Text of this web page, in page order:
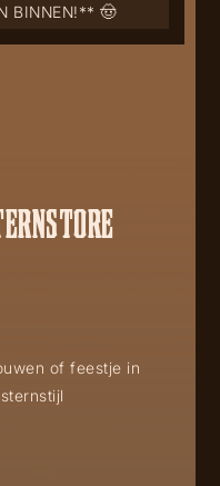
BINNEN!** 🤠
of feestje in